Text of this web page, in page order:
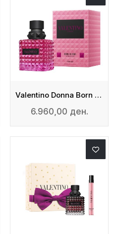
Valentino Donna Born In Roma Extradose - Parfum
6.960,00 ден.